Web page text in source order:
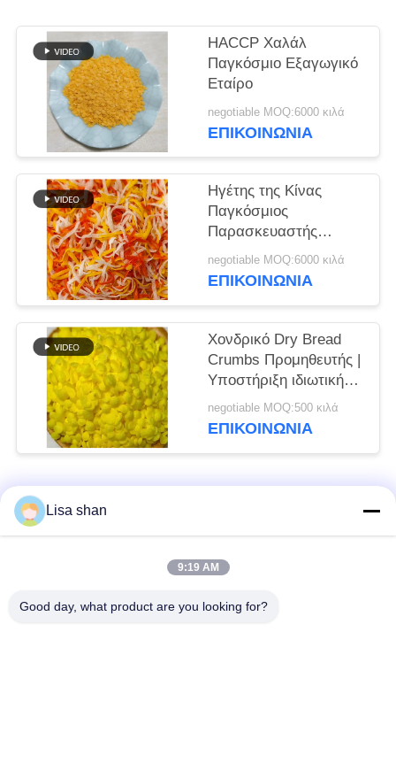
ΠΡΟΣΦΟΡΆ
ΧΆΡΤΗΣ
ΙΣΤΌΤΟΠΟΥ
ΠΟΛΙΤΙΚΉ
ΜΥΣΤΙΚΌΤΗΤΑΣ
HACCP Χαλάλ
Παγκόσμιο Εξαγωγικό
Εταίρο
negotiable MOQ:6000 κιλά
ΕΠΙΚΟΙΝΩΝΊΑ
Ηγέτης της Κίνας
Παγκόσμιος
Παρασκευαστής
ψωμιού.
negotiable MOQ:6000 κιλά
ΕΠΙΚΟΙΝΩΝΊΑ
Χονδρικό Dry Bread
Crumbs Προμηθευτής |
Υποστήριξη ιδιωτικής
ετικέτας και
προσαρμοσμένων
negotiable MOQ:500 κιλά
ΕΠΙΚΟΙΝΩΝΊΑ
Λαϊκή κατηγορία
ιαπωνικά crumbs
Lisa shan
9:19 AM
Good day, what product are you looking for?